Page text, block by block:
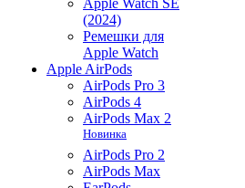
(2024)
Ремешки для
Apple Watch
Apple AirPods
AirPods Pro 3
AirPods 4
AirPods Max 2
Новинка
AirPods Pro 2
AirPods Max